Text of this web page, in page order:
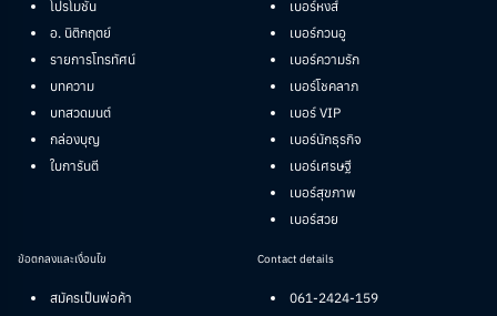
โปรโมชั่น
อ. นิติกฤตย์
รายการโทรทัศน์
บทความ
บทสวดมนต์
กล่องบุญ
ใบการันตี
เบอร์หงส์
เบอร์กวนอู
เบอร์ความรัก
เบอร์โชคลาภ
เบอร์ VIP
เบอร์นักธุรกิจ
เบอร์เศรษฐี
เบอร์สุขภาพ
เบอร์สวย
ข้อตกลงและเงื่อนไข
สมัครเป็นพ่อค้า
Contact details
061-2424-159